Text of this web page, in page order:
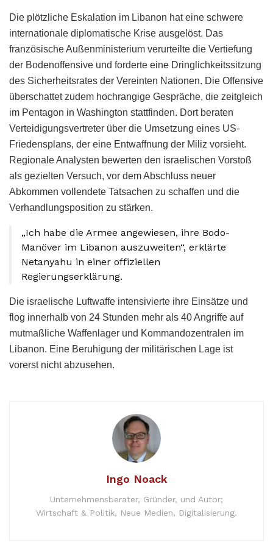
Die plötzliche Eskalation im Libanon hat eine schwere
internationale diplomatische Krise ausgelöst. Das
französische Außenministerium verurteilte die Vertiefung
der Bodenoffensive und forderte eine Dringlichkeitssitzung
des Sicherheitsrates der Vereinten Nationen. Die Offensive
überschattet zudem hochrangige Gespräche, die zeitgleich
im Pentagon in Washington stattfinden. Dort beraten
Verteidigungsvertreter über die Umsetzung eines US-
Friedensplans, der eine Entwaffnung der Miliz vorsieht.
Regionale Analysten bewerten den israelischen Vorstoß
als gezielten Versuch, vor dem Abschluss neuer
Abkommen vollendete Tatsachen zu schaffen und die
Verhandlungsposition zu stärken.
„Ich habe die Armee angewiesen, ihre Bodo-
Manöver im Libanon auszuweiten“, erklärte
Netanyahu in einer offiziellen
Regierungserklärung.
Die israelische Luftwaffe intensivierte ihre Einsätze und
flog innerhalb von 24 Stunden mehr als 40 Angriffe auf
mutmaßliche Waffenlager und Kommandozentralen im
Libanon. Eine Beruhigung der militärischen Lage ist
vorerst nicht abzusehen.
Ingo Noack
Unternehmensberater, Gründer, und Autor;
Wirtschaft & Politik, Neue Medien, Digitalisierung.